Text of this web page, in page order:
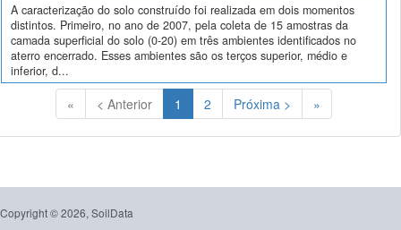
A caracterização do solo construído foi realizada em dois momentos
distintos. Primeiro, no ano de 2007, pela coleta de 15 amostras da
camada superficial do solo (0-20) em três ambientes identificados no
aterro encerrado. Esses ambientes são os terços superior, médio e
inferior, d...
« < Anterior 1 (Atual)
2 Próxima > »
Copyright © 2026, SoilData